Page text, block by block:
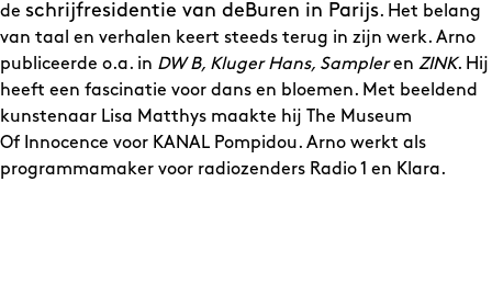
de schrijfresidentie van deBuren in Parijs. Het belang
van taal en verhalen keert steeds terug in zijn werk. Arno
publiceerde o.a. in DW B, Kluger Hans, Sampleren ZINK. Hij
heeft een fascinatie voor dans en bloemen. Met beeldend
kunstenaar Lisa Matthys maakte hij The Museum
Of Innocence voor KANAL Pompidou. Arno werkt als
programmamaker voor radiozenders Radio 1 en Klara.